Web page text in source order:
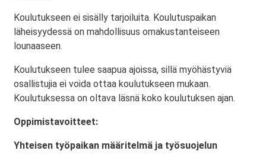
Koulutukseen ei sisälly tarjoiluita. Koulutuspaikan
läheisyydessä on mahdollisuus omakustanteiseen
lounaaseen.
Koulutukseen tulee saapua ajoissa, sillä myöhästyviä
osallistujia ei voida ottaa koulutukseen mukaan.
Koulutuksessa on oltava läsnä koko koulutuksen ajan.
Oppimistavoitteet:
Yhteisen työpaikan määritelmä ja työsuojelun